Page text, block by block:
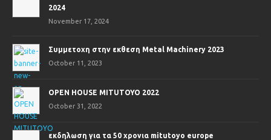
2024
November 17, 2024
Συμμετοχη στην εκθεση Metal Machinery 2023
October 11, 2023
OPEN HOUSE MITUTOYO 2022
October 31, 2022
εκδηλωση για τα 50 χρονια mitutoyo europe